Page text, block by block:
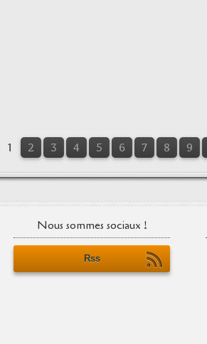
1 2 3 4 5 6 7 8 9
Nous sommes sociaux !
Rss